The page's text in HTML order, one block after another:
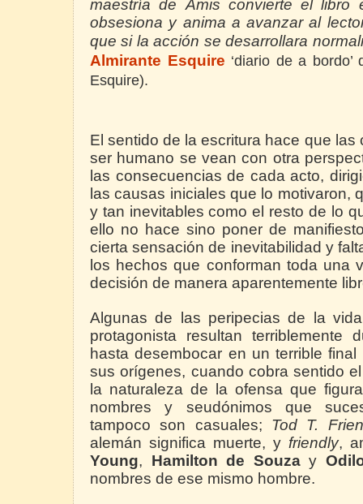
maestría de Amis convierte el libro
obsesiona y anima a avanzar al
que si la acción se desarrollara
Almirante Esquire ‘diario de a
Esquire).
El sentido de la escritura hace que
ser humano se vean con otra
las consecuencias de cada acto,
las causas iniciales que lo motivaron,
y tan inevitables como el resto de lo
ello no hace sino poner de
cierta sensación de inevitabilidad y
los hechos que conforman toda una
decisión de manera aparentemente
Algunas de las peripecias de la
protagonista resultan terriblemente
hasta desembocar en un terrible
sus orígenes, cuando cobra sentido
la naturaleza de la ofensa que
nombres y seudónimos que
tampoco son casuales; Tod T.
alemán significa muerte, y friendly,
Young, Hamilton de Souzay
nombres de ese mismo hombre.